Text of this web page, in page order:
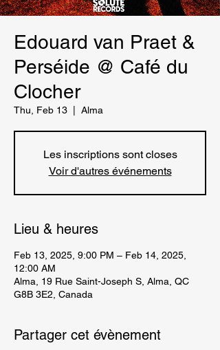
Edouard van Praet &
Perséide @ Café du
Clocher
Thu, Feb 13 Alma
Les inscriptions sont closes
Voir d'autres événements
Lieu & heures
Feb 13, 2025, 9:00 PM – Feb 14, 2025,
12:00 AM
Alma, 19 Rue Saint-Joseph S, Alma, QC
G8B 3E2, Canada
Partager cet évènement